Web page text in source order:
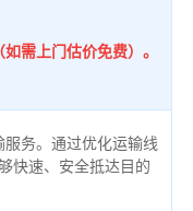
需上门估价免费）。
务。通过优化运输线
快速、安全抵达目的